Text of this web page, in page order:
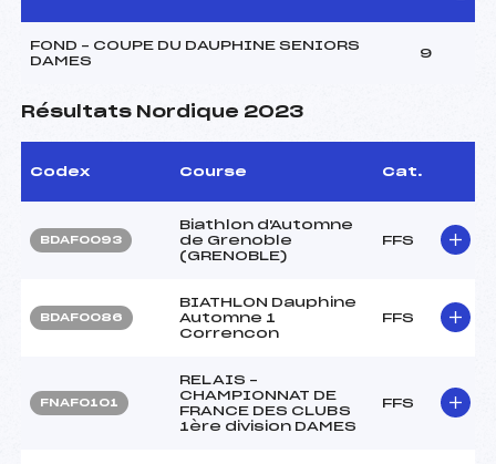
FOND – COUPE DU DAUPHINE SENIORS
DAMES
9
Résultats Nordique 2023
Codex Course Cat.
BDAF0093
Biathlon d'Automne
de Grenoble
(GRENOBLE)
FFS
BDAF0086
BIATHLON Dauphine
Automne 1
Correncon
FFS
FNAF0101
RELAIS –
CHAMPIONNAT DE
FRANCE DES CLUBS
1ère division DAMES
FFS